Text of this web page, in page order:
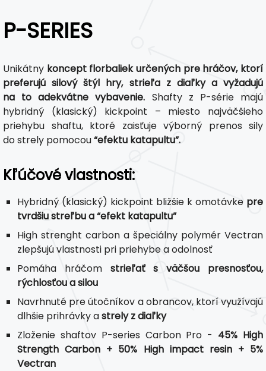
P-SERIES
Unikátny koncept florbaliek určených pre hráčov, ktorí
preferujú silový štýl hry, strieľa z diaľky a vyžadujú
na to adekvátne vybavenie. Shafty z P-série majú
hybridný (klasický) kickpoint – miesto najväčšieho
priehybu shaftu, ktoré zaisťuje výborný prenos sily
do strely pomocou“efektu katapultu”.
Kľúčové vlastnosti:
Hybridný (klasický) kickpoint bližšie k omotávke pre
tvrdšiu streľbu a “efekt katapultu”
High strenght carbon a špeciálny polymér Vectran
zlepšujú vlastnosti pri priehybe a odolnosť
Pomáha hráčom strieľať s väčšou presnosťou,
rýchlosťou a silou
Navrhnuté pre útočníkov a obrancov, ktorí využívajú
dlhšie prihrávky astrely z diaľky
Zloženie shaftov P-series Carbon Pro - 45% High
Strength Carbon + 50% High impact resin + 5%
Vectran